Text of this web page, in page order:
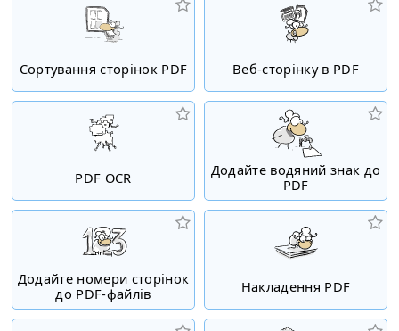
Сортування сторінок PDF Веб-сторінку в PDF
PDF OCR
Додайте водяний знак до
PDF
Додайте номери сторінок
до PDF-файлів
Накладення PDF